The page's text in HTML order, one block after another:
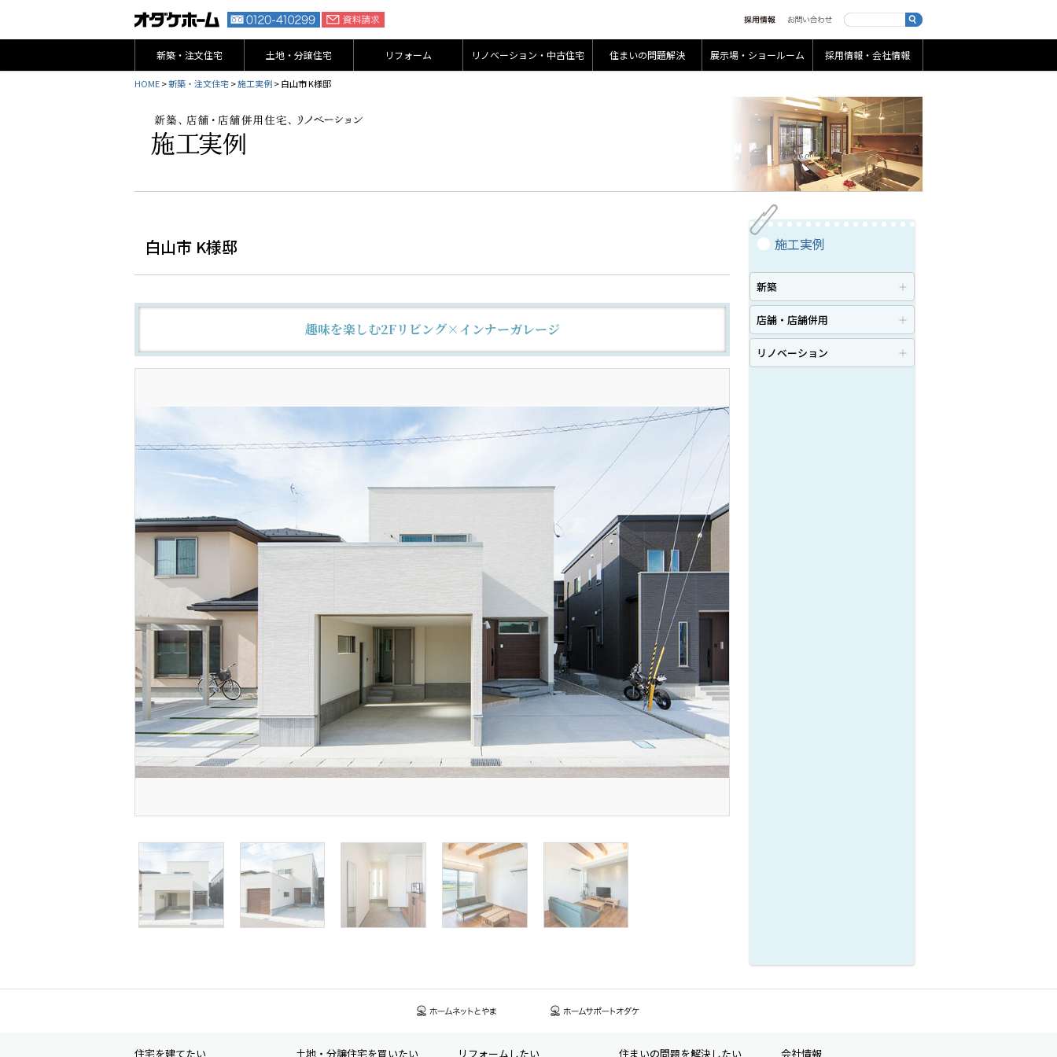
新築・注文住宅 土地・分譲住宅 リフォーム リノベーション・中古住宅 住まいの問題解決 展示場・ショールーム 採用情報・会社情報
HOME>新築・注文住宅 >施工実例> 白山市 K様邸
白山市 K様邸
趣味を楽しむ2Fリビング×インナーガレージ
施工実例
新築
店舗・店舗併用
リノベーション
住宅を建てたい 土地・分譲住宅を買いたい リフォームしたい 住まいの問題を解決したい 会社情報